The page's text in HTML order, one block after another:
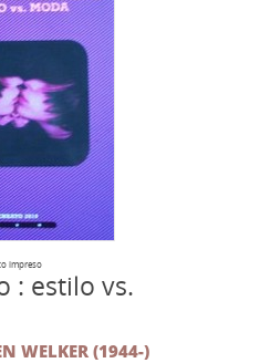
impreso
: estilo vs.
WELKER (1944-)